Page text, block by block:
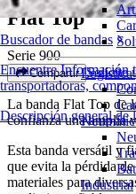
Buscador de bandas
Encuentre Información
transportadoras,
Descripción general de
Logística
Industrial
Flat Top
Serie 900
Compartir Solicite
La banda Flat Top de
confianza una amplia
Esta banda versátil y
que evita la pérdida
materiales para